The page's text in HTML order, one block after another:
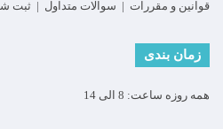
قوانین و مقررات | سوالات متداول | ثبت
زمان بندی
همه روزه ساعت: 8 الی 14